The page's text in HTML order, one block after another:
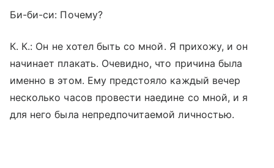
Би-би-си: Почему?
К. К.: Он не хотел быть со мной. Я прихожу, и он
начинает плакать. Очевидно, что причина была
именно в этом. Ему предстояло каждый вечер
несколько часов провести наедине со мной, и я
для него была непредпочитаемой личностью.